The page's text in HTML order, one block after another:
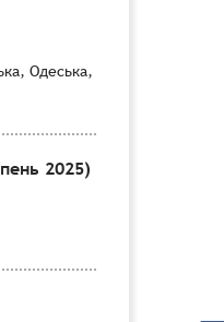
Одеська,
2025)